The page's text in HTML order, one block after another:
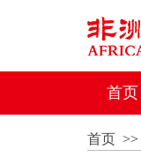
首页
首页>>